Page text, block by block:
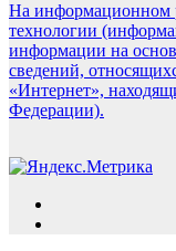
На информационном
технологии
информации на
сведений,
«Интернет»,
Федерации).